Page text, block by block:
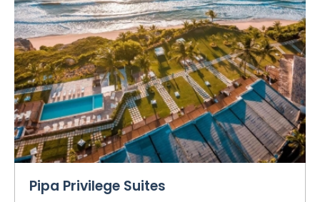
Pipa Privilege Suites